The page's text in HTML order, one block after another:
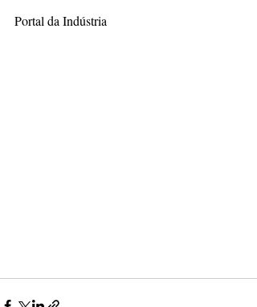
Portal da Indústria